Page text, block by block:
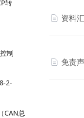
转
制
2-
CAN总
资料
免责